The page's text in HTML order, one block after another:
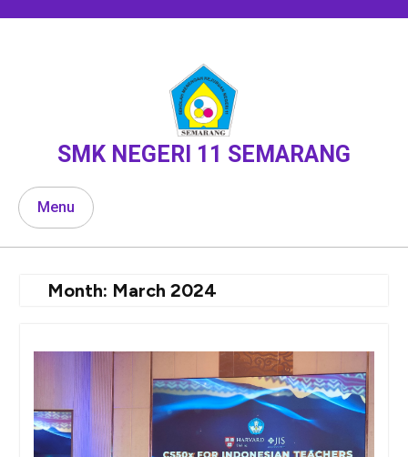
SMK NEGERI 11 SEMARANG
Menu
Month: March 2024